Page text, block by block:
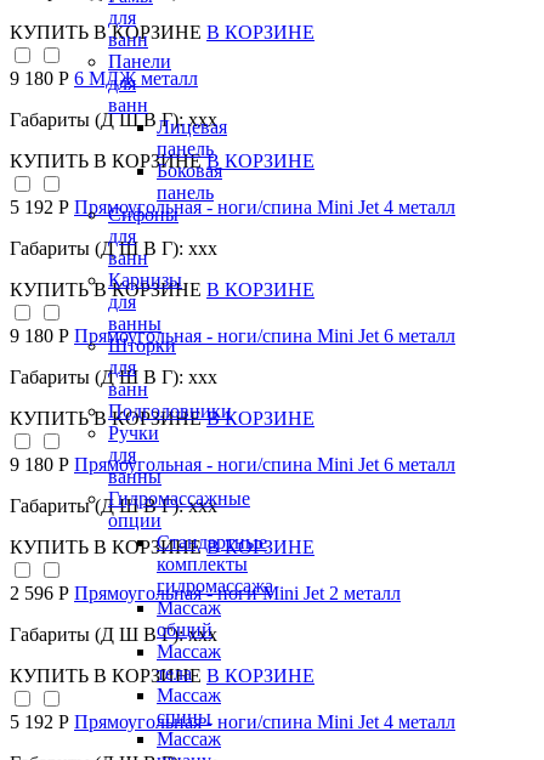
для
ванн
Панели
для
ванн
Лицевая
панель
Боковая
панель
Сифоны
для
ванн
Карнизы
для
ванны
Шторки
для
ванн
Подголовники
Ручки
для
ванны
Гидромассажные
опции
Стандартные
комплекты
гидромассажа
Массаж
общий
Массаж
тела
Массаж
спины
Массаж
КУПИТЬ В КОРЗИНЕ В КОРЗИНЕ
9 180 Р 6 МДЖ металл
Габариты (Д Ш В Г): xxx
КУПИТЬ В КОРЗИНЕ В КОРЗИНЕ
5 192 Р Прямоугольная - ноги/спина Mini Jet 4 металл
Габариты (Д Ш В Г): xxx
КУПИТЬ В КОРЗИНЕ В КОРЗИНЕ
9 180 Р Прямоугольная - ноги/спина Mini Jet 6 металл
Габариты (Д Ш В Г): xxx
КУПИТЬ В КОРЗИНЕ В КОРЗИНЕ
9 180 Р Прямоугольная - ноги/спина Mini Jet 6 металл
Габариты (Д Ш В Г): xxx
КУПИТЬ В КОРЗИНЕ В КОРЗИНЕ
2 596 Р Прямоугольная - ноги Mini Jet 2 металл
Габариты (Д Ш В Г): xxx
КУПИТЬ В КОРЗИНЕ В КОРЗИНЕ
5 192 Р Прямоугольная - ноги/спина Mini Jet 4 металл